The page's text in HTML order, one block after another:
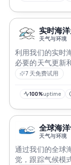
实时海
天气与环境
利用我们的实时
必要的天气更新
7 天免费试用
100%uptime
全球海
天气与环境
通过我们的全球
觉，跟踪气候模